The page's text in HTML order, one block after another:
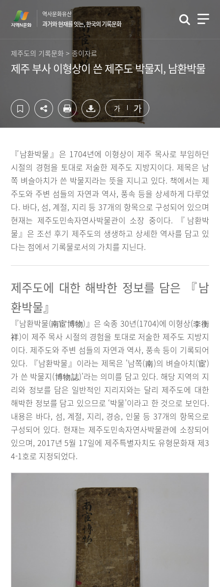
역사문화유산
과거와 현재를 잇는, 한국의 기록문화
제주도의 기록문화 > 종이자료
제주 부사 이형상이 쓴 제주도 박물지, 남환박물
가 가
『남환박물』은 1704년에 이형상이 제주 목사로 부임하던
시절의 경험을 토대로 저술한 제주도 지방지이다. 제목은 남
쪽 벼슬아치가 쓴 박물지라는 뜻을 지니고 있다. 책에서는 제
주도와 주변 섬들의 자연과 역사, 풍속 등을 상세하게 다루었
다. 바다, 섬, 계절, 지리 등 37개의 항목으로 구성되어 있으며
현재는 제주도민속자연사박물관이 소장 중이다. 『남환박
물』은 조선 후기 제주도의 생생하고 상세한 역사를 담고 있
다는 점에서 기록물로서의 가치를 지닌다.
제주도에 대한 해박한 정보를 담은 『남
환박물』
『남환박물(南宦博物)』은 숙종 30년(1704)에 이형상(李衡
祥)이 제주 목사 시절의 경험을 토대로 저술한 제주도 지방지
이다. 제주도와 주변 섬들의 자연과 역사, 풍속 등이 기록되어
있다. 『남환박물』이라는 제목은 '남쪽(南)의 벼슬아치(宦)
가 쓴 박물지(博物誌)'라는 의미를 담고 있다. 해당 지역의 지
리와 정보를 담은 일반적인 지리지와는 달리 제주도에 대한
해박한 정보를 담고 있으므로 ‘박물’이라고 한 것으로 보인다.
내용은 바다, 섬, 계절, 지리, 경승, 인물 등 37개의 항목으로
구성되어 있다. 현재는 제주도민속자연사박물관에 소장되어
있으며, 2017년 5월 17일에 제주특별자치도 유형문화재 제3
4-1호로 지정되었다.